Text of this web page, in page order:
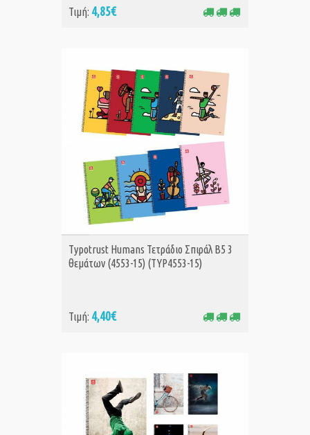
Τιμή: 4,85€
ΑΓΟΡΑ
Typotrust Humans Τετράδιο Σπιράλ Β5 3
θεμάτων (4553-15) (TYP4553-15)
Τιμή: 4,40€